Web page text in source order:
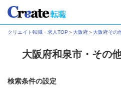
クリエイト転職・求人TOP ＞大阪府＞大阪府その
大阪府和泉市・その
検索条件の設定